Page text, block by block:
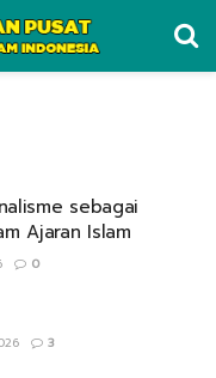
sebagai
Ajaran Islam
0
3